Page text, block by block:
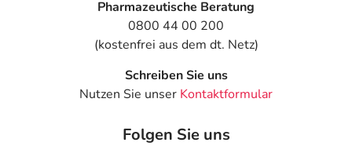
Pharmazeutische Beratung
0800 44 00 200
(kostenfrei aus dem dt. Netz)
Schreiben Sie uns
Nutzen Sie unser Kontaktformular
Folgen Sie uns